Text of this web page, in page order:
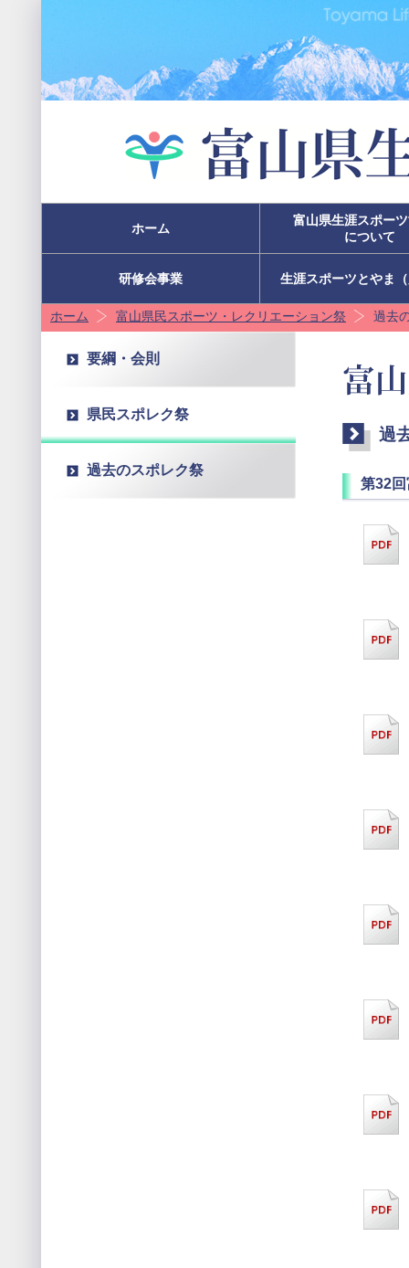
ホーム
富山県生涯スポー
について
研修会事業 生涯スポーツとやま
ホーム 富山県民スポーツ・レクリエーション祭 過去
過
第32
要綱・会則
県民スポレク祭
過去のスポレク祭